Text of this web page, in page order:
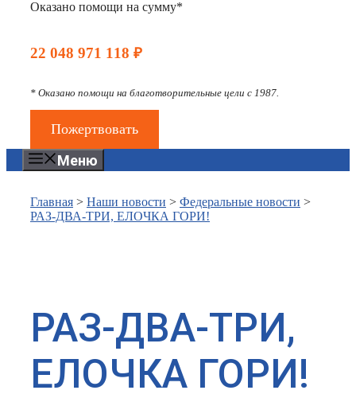
Оказано помощи на сумму*
22 048 971 118 ₽
* Оказано помощи на благотворительные цели с 1987.
Пожертвовать
Меню
Главная > Наши новости > Федеральные новости >
РАЗ-ДВА-ТРИ, ЕЛОЧКА ГОРИ!
РАЗ-ДВА-ТРИ,
ЕЛОЧКА ГОРИ!